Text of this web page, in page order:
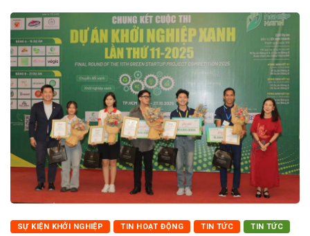
SỰ KIỆN KHỞI NGHIỆP TIN HOẠT ĐỘNG TIN TỨC TIN TỨC